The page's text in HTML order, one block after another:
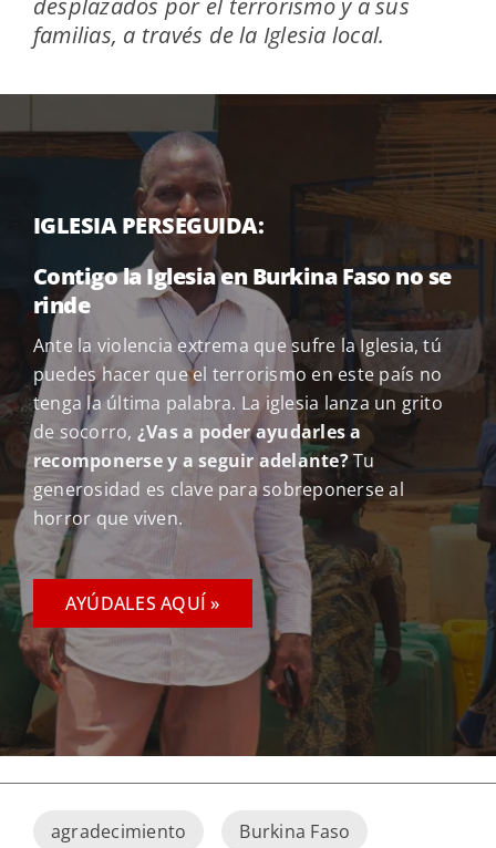
desplazados por el terrorismo y a sus
familias, a través de la Iglesia local.
IGLESIA PERSEGUIDA:
Contigo la Iglesia en Burkina Faso no se
rinde
Ante la violencia extrema que sufre la Iglesia, tú
puedes hacer que el terrorismo en este país no
tenga la última palabra. La iglesia lanza un grito
de socorro, ¿Vas a poder ayudarles a
recomponerse y a seguir adelante?Tu
generosidad es clave para sobreponerse al
horror que viven.
AYÚDALES AQUÍ »
agradecimiento Burkina Faso